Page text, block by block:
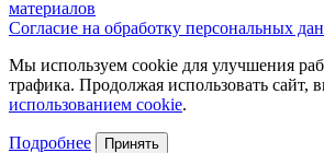
материалов
Согласие на обработку персональных
Мы используем cookie для улучшения
трафика. Продолжая использовать сайт,
использованием cookie.
Подробнее Принять